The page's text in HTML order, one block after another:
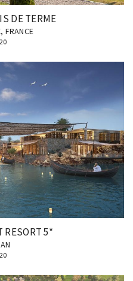
DE TERME
FRANCE
RESORT 5*